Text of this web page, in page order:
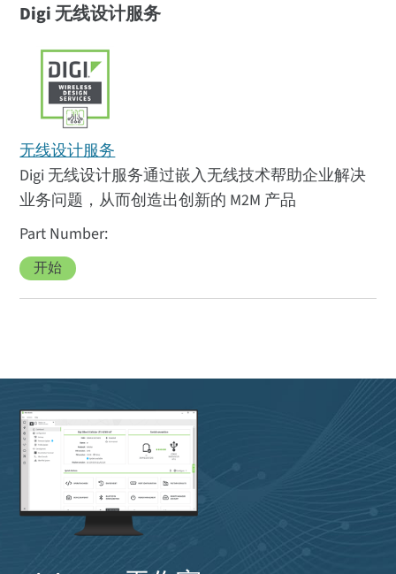
Digi 无线设计服务
无线设计服务
Digi 无线设计服务通过嵌入无线技术帮助企业解决
业务问题，从而创造出创新的 M2M 产品
开始